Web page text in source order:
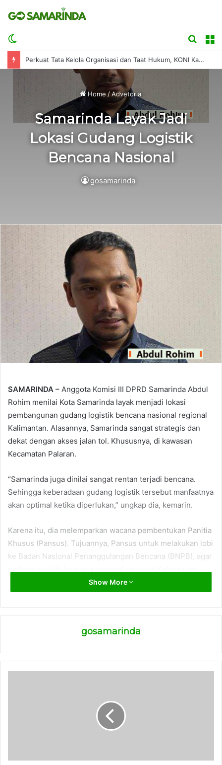
skin
Search
for
Perkuat Tata Kelola Organisasi dan Taat Hukum, KONI Kaltim Minta Pendampingan Kejati
Home /Advetorial
Samarinda Layak Jadi
Lokasi Gudang Logistik
Bencana Nasional
gosamarinda
SAMARINDA – Anggota Komisi III DPRD Samarinda Abdul
Rohim menilai Kota Samarinda layak menjadi lokasi
pembangunan gudang logistik bencana nasional regional
Kalimantan. Alasannya, Samarinda sangat strategis dan
dekat dengan akses jalan tol. Khususnya, di kawasan
Kecamatan Palaran.
“Samarinda juga dinilai sangat rentan terjadi bencana.
Sehingga keberadaan gudang logistik tersebut manfaatnya
akan optimal ketika diperlukan,” ungkap dia, kemarin.
Karena itu, dia melemparkan wacana pembentukan Panitia
Khusus (Pansus). Tujuannya, Pansus untuk melakukan lobi
ke Badan Nasional Penanggulangan Bencana (BNPB), agar
dapat dibangun di Kota Samarinda.
“Untuk mewujudkan pembangunan gudang logistik itu
Pansus melakukan lobi-lobi ke BNPB,” kata dia,
di Samarinda sangat bermanfaat ketika mengalami
mengharapkan gudang logistik bencana nasional dapat
dibangun di Samarinda. Karena sangat berguna untuk
Show More
gosamarinda